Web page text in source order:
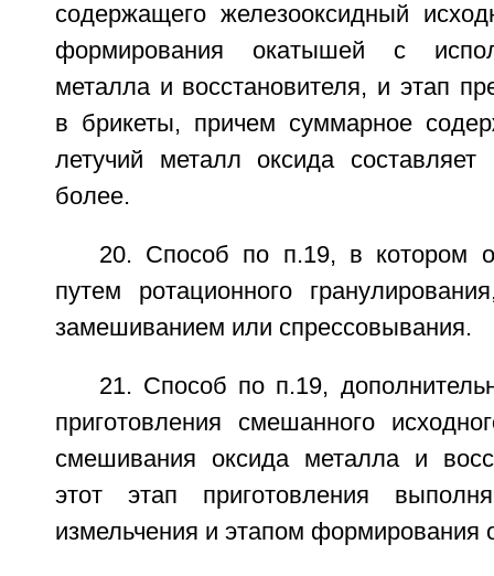
содержащего железооксидный
формирования окатышей с
металла и восстановителя, и этап
в брикеты, причем суммарное
летучий металл оксида
более.
20. Способ по п.19, в котором
путем ротационного
замешиванием или спрессовывания.
21. Способ по п.19,
приготовления смешанного
смешивания оксида металла и
этот этап приготовления
измельчения и этапом формирования